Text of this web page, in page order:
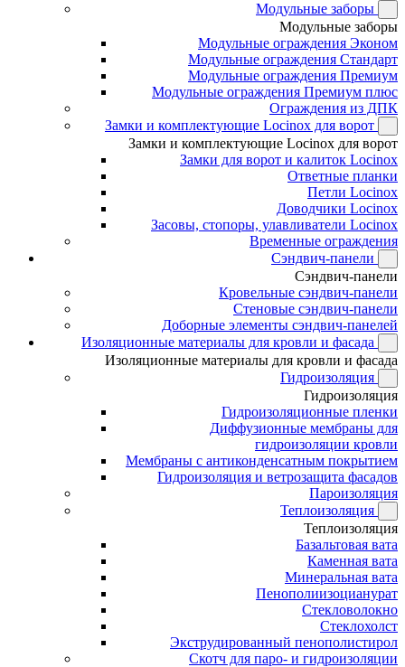
Модульные заборы
Модульные заборы
Модульные ограждения Эконом
Модульные ограждения Стандарт
Модульные ограждения Премиум
Модульные ограждения Премиум плюс
Ограждения из ДПК
Замки и комплектующие Locinox для ворот
Замки и комплектующие Locinox для ворот
Замки для ворот и калиток Locinox
Ответные планки
Петли Locinox
Доводчики Locinox
Засовы, стопоры, улавливатели Locinox
Временные ограждения
Сэндвич-панели
Сэндвич-панели
Кровельные сэндвич-панели
Стеновые сэндвич-панели
Доборные элементы сэндвич-панелей
Изоляционные материалы для кровли и фасада
Изоляционные материалы для кровли и фасада
Гидроизоляция
Гидроизоляция
Гидроизоляционные пленки
Диффузионные мембраны для
гидроизоляции кровли
Мембраны с антиконденсатным покрытием
Гидроизоляция и ветрозащита фасадов
Пароизоляция
Теплоизоляция
Теплоизоляция
Базальтовая вата
Каменная вата
Минеральная вата
Пенополиизоцианурат
Стекловолокно
Стеклохолст
Экструдированный пенополистирол
Скотч для паро- и гидроизоляции